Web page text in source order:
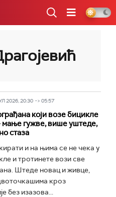
2026, 20:30 -> 05:57
који возе бицикле
мање гужве, више уштеде,
стаза
и на њима се не чека у
и тротинете вози све
Штеде новац и живце,
кроз
без изазова...